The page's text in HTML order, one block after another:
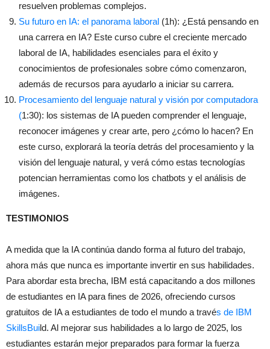
resuelven problemas complejos.
Su futuro en IA: el panorama laboral (1h): ¿Está pensando en
una carrera en IA? Este curso cubre el creciente mercado
laboral de IA, habilidades esenciales para el éxito y
conocimientos de profesionales sobre cómo comenzaron,
además de recursos para ayudarlo a iniciar su carrera.
Procesamiento del lenguaje natural y visión por computadora
(1:30): los sistemas de IA pueden comprender el lenguaje,
reconocer imágenes y crear arte, pero ¿cómo lo hacen? En
este curso, explorará la teoría detrás del procesamiento y la
visión del lenguaje natural, y verá cómo estas tecnologías
potencian herramientas como los chatbots y el análisis de
imágenes.
TESTIMONIOS
A medida que la IA continúa dando forma al futuro del trabajo,
ahora más que nunca es importante invertir en sus habilidades.
Para abordar esta brecha, IBM está capacitando a dos millones
de estudiantes en IA para fines de 2026, ofreciendo cursos
gratuitos de IA a estudiantes de todo el mundo a través de IBM
SkillsBuild. Al mejorar sus habilidades a lo largo de 2025, los
estudiantes estarán mejor preparados para formar la fuerza